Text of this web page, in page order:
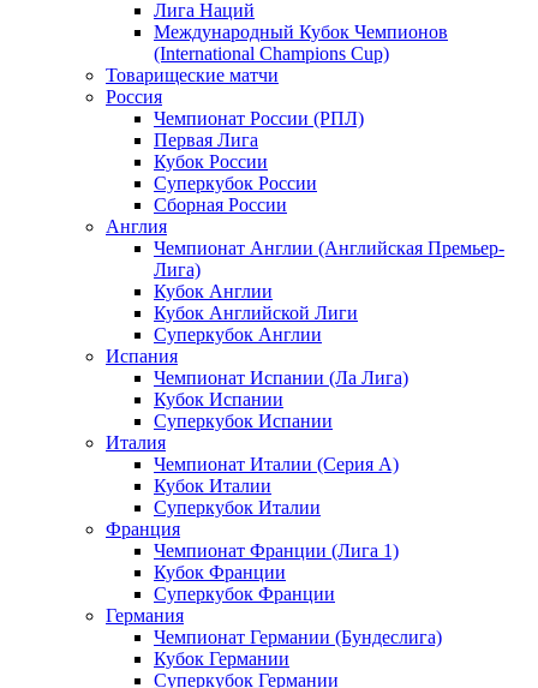
Лига Наций
Международный Кубок Чемпионов
(International Champions Cup)
Товарищеские матчи
Россия
Чемпионат России (РПЛ)
Первая Лига
Кубок России
Суперкубок России
Сборная России
Англия
Чемпионат Англии (Английская Премьер-
Лига)
Кубок Англии
Кубок Английской Лиги
Суперкубок Англии
Испания
Чемпионат Испании (Ла Лига)
Кубок Испании
Суперкубок Испании
Италия
Чемпионат Италии (Серия А)
Кубок Италии
Суперкубок Италии
Франция
Чемпионат Франции (Лига 1)
Кубок Франции
Суперкубок Франции
Германия
Чемпионат Германии (Бундеслига)
Кубок Германии
Суперкубок Германии